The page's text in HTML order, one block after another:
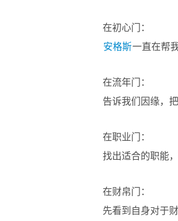
在初心门：
安格斯一直在帮
在流年门：
告诉我们因缘，
在职业门：
找出适合的职能
在财帛门：
先看到自身对于